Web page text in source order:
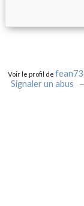
Voir le profil defean73
Signaler un abus